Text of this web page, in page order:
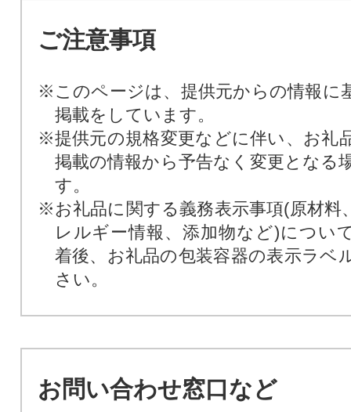
ご注意事項
※このページは、提供元からの情報に
掲載をしています。
※提供元の規格変更などに伴い、お礼
掲載の情報から予告なく変更となる
す。
※お礼品に関する義務表示事項(原材料
レルギー情報、添加物など)につい
着後、お礼品の包装容器の表示ラベ
さい。
お問い合わせ窓口など